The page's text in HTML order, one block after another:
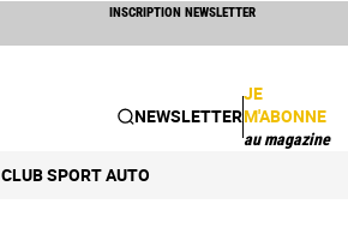
INSCRIPTION NEWSLETTER
NEWSLETTER
JE
M'ABONNE
au magazine
CLUB SPORT AUTO